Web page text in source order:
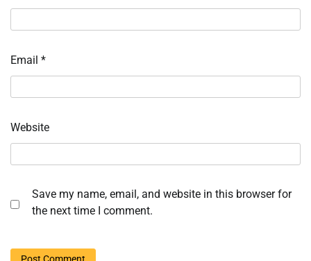
Email *
Website
Save my name, email, and website in this browser for
the next time I comment.